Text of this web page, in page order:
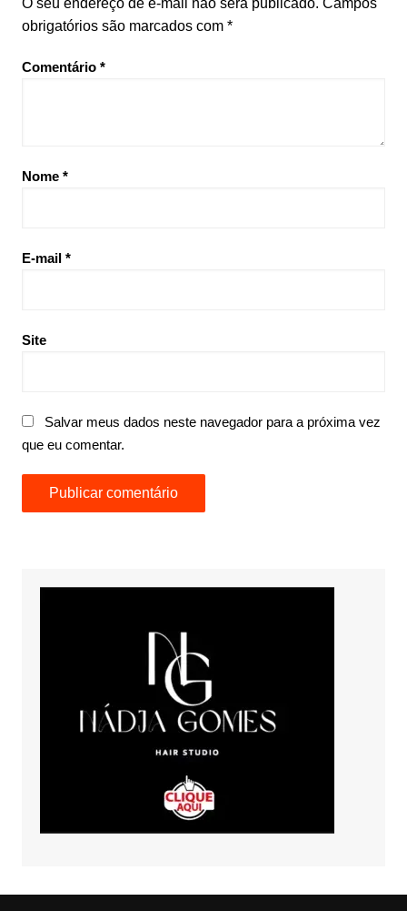
obrigatórios são marcados com *
Comentário *
Nome *
E-mail *
Site
Salvar meus dados neste navegador para a próxima vez
que eu comentar.